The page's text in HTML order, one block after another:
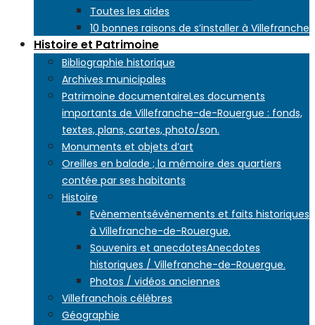
Toutes les aides
10 bonnes raisons de s’installer à Villefranche
Histoire et Patrimoine
Bibliographie historique
Archives municipales
Patrimoine documentaireLes documents
importants de Villefranche-de-Rouergue : fonds,
textes, plans, cartes, photo/son.
Monuments et objets d’art
Oreilles en balade ; la mémoire des quartiers
contée par ses habitants
Histoire
Evènementsévènements et faits historiques
à Villefranche-de-Rouergue.
Souvenirs et anecdotesAnecdotes
historiques / Villefranche-de-Rouergue.
Photos / vidéos anciennes
Villefranchois célèbres
Géographie